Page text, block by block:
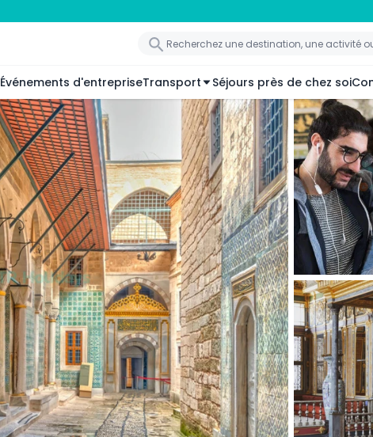
Événements d'entrepriseTransport Séjours près de chez soi